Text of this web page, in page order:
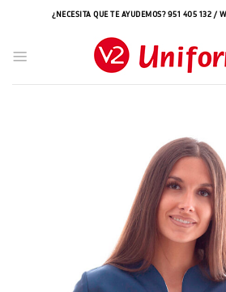
¿NECESITA QUE TE AYUDEMOS? 951 405 132 /